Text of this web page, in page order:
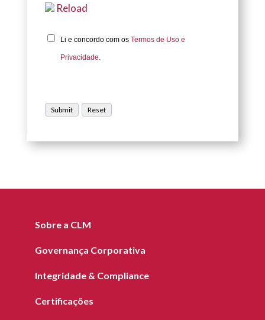
Reload
Li e concordo com os Termos de Uso e
Privacidade.
Sobre a CLM
Governança Corporativa
Integridade & Compliance
Certificações